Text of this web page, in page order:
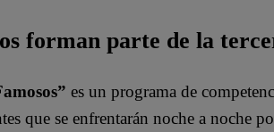
forman parte de la
es un programa de
que se enfrentarán noche a noche